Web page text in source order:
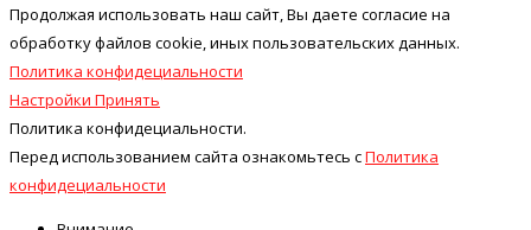
Продолжая использовать наш cайт, Вы даете согласие на
обработку файлов cookie, иных пользовательских данных.
Политика конфидециальности
Настройки Принять
Политика конфидециальности.
Перед использованием сайта ознакомьтесь сПолитика
конфидециальности